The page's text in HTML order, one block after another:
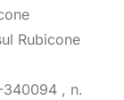
Rubicone
340094 , n.